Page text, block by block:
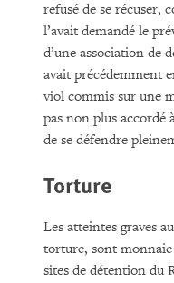
refusé de se récuser,
l’avait demandé le
d’une association de
avait précédemment
viol commis sur une
pas non plus accordé
de se défendre
Torture
Les atteintes graves
torture, sont
sites de détention du